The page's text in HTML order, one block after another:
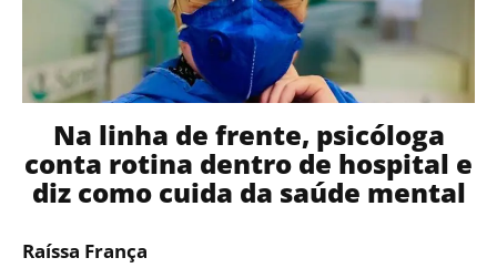
Na linha de frente, psicóloga
conta rotina dentro de hospital e
diz como cuida da saúde mental
Raíssa França